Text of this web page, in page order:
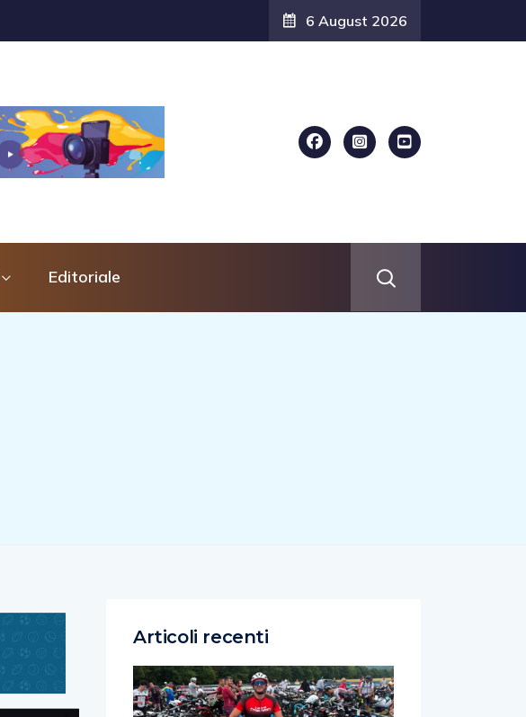
6 August 2026
Editoriale
Articoli recenti